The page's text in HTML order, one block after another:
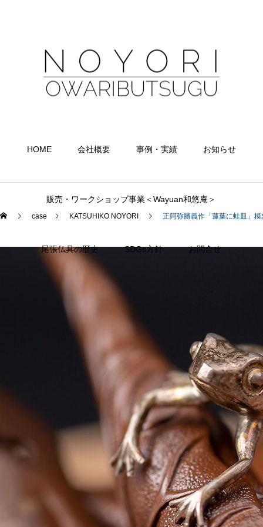
HOME 会社概要 事例・実績 お知らせ
販売・ワークショップ事業＜Wayuan和悠庵＞
尾張仏具の歴史 SDGs方針 お問合せ
case KATSUHIKO NOYORI 正阿弥勝義作「蓮葉に蛙皿」模